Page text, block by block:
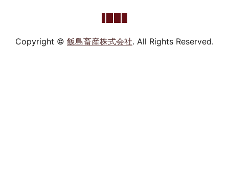
Copyright © 飯島畜産株式会社. All Rights Reserved.